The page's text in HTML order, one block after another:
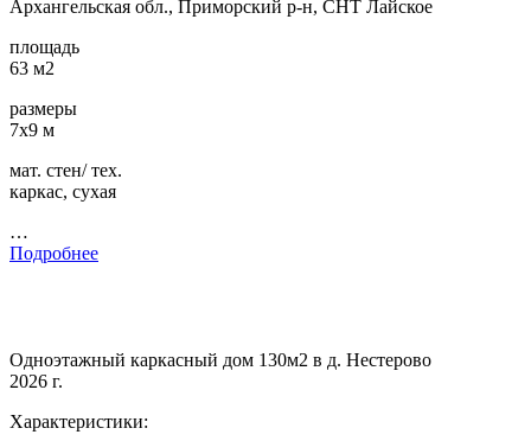
Архангельская обл., Приморский р-н, СНТ Лайское
площадь
63 м2
размеры
7х9 м
мат. стен/ тех.
каркас, сухая
…
Подробнее
Одноэтажный каркасный дом 130м2 в д. Нестерово
2026 г.
Характеристики: